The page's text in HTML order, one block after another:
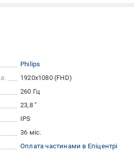
Philips
1920x1080 (FHD)
260 Гц
23,8 "
IPS
36 міс.
Оплата частинами в Епіцентрі